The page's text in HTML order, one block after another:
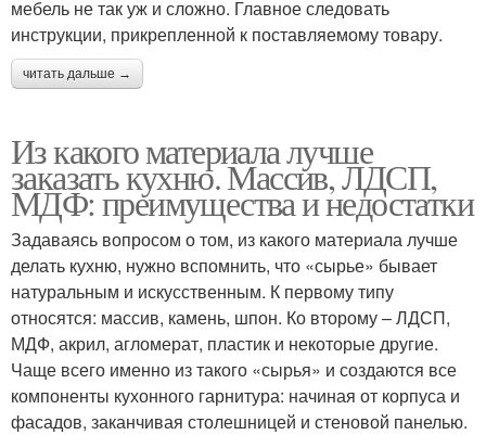
мебель не так уж и сложно. Главное следовать
инструкции, прикрепленной к поставляемому товару.
читать дальше →
Из какого материала лучше
заказать кухню. Массив, ЛДСП,
МДФ: преимущества и недостатки
Задаваясь вопросом о том, из какого материала лучше
делать кухню, нужно вспомнить, что «сырье» бывает
натуральным и искусственным. К первому типу
относятся: массив, камень, шпон. Ко второму – ЛДСП,
МДФ, акрил, агломерат, пластик и некоторые другие.
Чаще всего именно из такого «сырья» и создаются все
компоненты кухонного гарнитура: начиная от корпуса и
фасадов, заканчивая столешницей и стеновой панелью.